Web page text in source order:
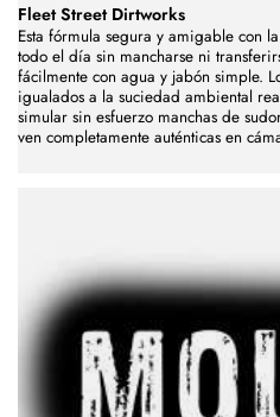
Fleet Street Dirtworks
Esta fórmula segura y amigable con
todo el día sin mancharse ni
fácilmente con agua y jabón simple.
igualados a la suciedad ambiental
simular sin esfuerzo manchas de
ven completamente auténticas en